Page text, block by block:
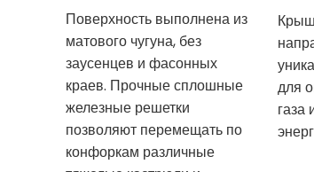
Поверхность выполнена из
матового чугуна, без
заусенцев и фасонных
краев. Прочные сплошные
железные решетки
позволяют перемещать по
конфоркам различные
для
газа